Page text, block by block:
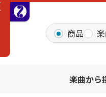
商品
楽曲から